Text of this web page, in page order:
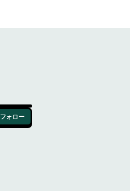
フォロー